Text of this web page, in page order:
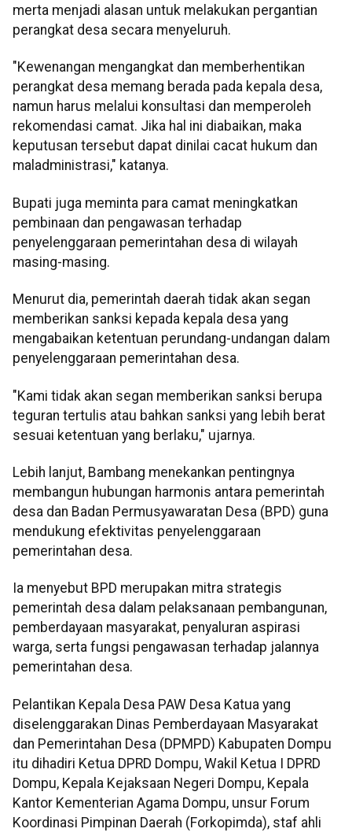
merta menjadi alasan untuk melakukan pergantian
perangkat desa secara menyeluruh.
"Kewenangan mengangkat dan memberhentikan
perangkat desa memang berada pada kepala desa,
namun harus melalui konsultasi dan memperoleh
rekomendasi camat. Jika hal ini diabaikan, maka
keputusan tersebut dapat dinilai cacat hukum dan
maladministrasi," katanya.
Bupati juga meminta para camat meningkatkan
pembinaan dan pengawasan terhadap
penyelenggaraan pemerintahan desa di wilayah
masing-masing.
Menurut dia, pemerintah daerah tidak akan segan
memberikan sanksi kepada kepala desa yang
mengabaikan ketentuan perundang-undangan dalam
penyelenggaraan pemerintahan desa.
"Kami tidak akan segan memberikan sanksi berupa
teguran tertulis atau bahkan sanksi yang lebih berat
sesuai ketentuan yang berlaku," ujarnya.
Lebih lanjut, Bambang menekankan pentingnya
membangun hubungan harmonis antara pemerintah
desa dan Badan Permusyawaratan Desa (BPD) guna
mendukung efektivitas penyelenggaraan
pemerintahan desa.
Ia menyebut BPD merupakan mitra strategis
pemerintah desa dalam pelaksanaan pembangunan,
pemberdayaan masyarakat, penyaluran aspirasi
warga, serta fungsi pengawasan terhadap jalannya
pemerintahan desa.
Pelantikan Kepala Desa PAW Desa Katua yang
diselenggarakan Dinas Pemberdayaan Masyarakat
dan Pemerintahan Desa (DPMPD) Kabupaten Dompu
itu dihadiri Ketua DPRD Dompu, Wakil Ketua I DPRD
Dompu, Kepala Kejaksaan Negeri Dompu, Kepala
Kantor Kementerian Agama Dompu, unsur Forum
Koordinasi Pimpinan Daerah (Forkopimda), staf ahli